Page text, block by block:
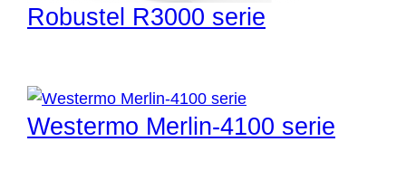
Robustel R3000 serie
Westermo Merlin-4100 serie